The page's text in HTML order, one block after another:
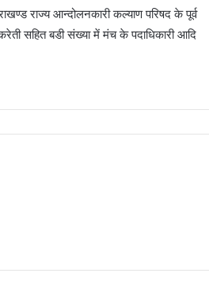
राज्य आन्दोलनकारी कल्याण परिषद के पूर्व
सहित बडी संख्या में मंच के पदाधिकारी आदि